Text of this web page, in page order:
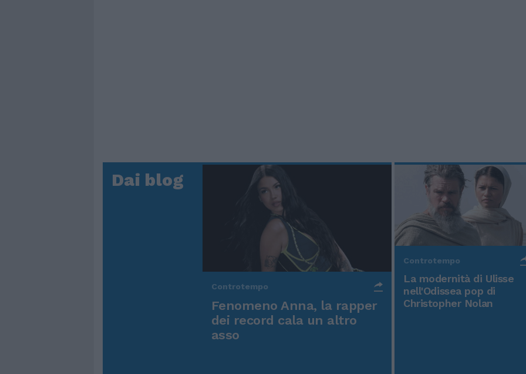
Dai blog
Controtempo
Fenomeno Anna, la rapper
dei record cala un altro
asso
Controtempo
La modernità di Ulisse
nell'Odissea pop di
Christopher Nolan